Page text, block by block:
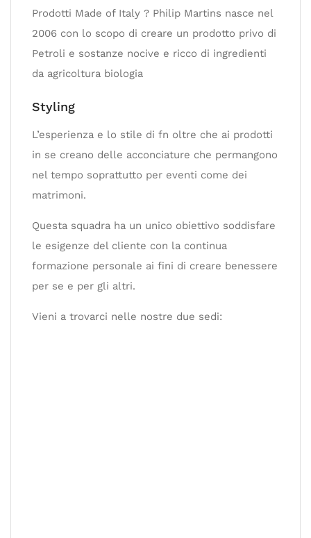
Prodotti Made of Italy ? Philip Martins nasce nel
2006 con lo scopo di creare un prodotto privo di
Petroli e sostanze nocive e ricco di ingredienti
da agricoltura biologia
Styling
L’esperienza e lo stile di fn oltre che ai prodotti
in se creano delle acconciature che permangono
nel tempo soprattutto per eventi come dei
matrimoni.
Questa squadra ha un unico obiettivo soddisfare
le esigenze del cliente con la continua
formazione personale ai fini di creare benessere
per se e per gli altri.
Vieni a trovarci nelle nostre due sedi: